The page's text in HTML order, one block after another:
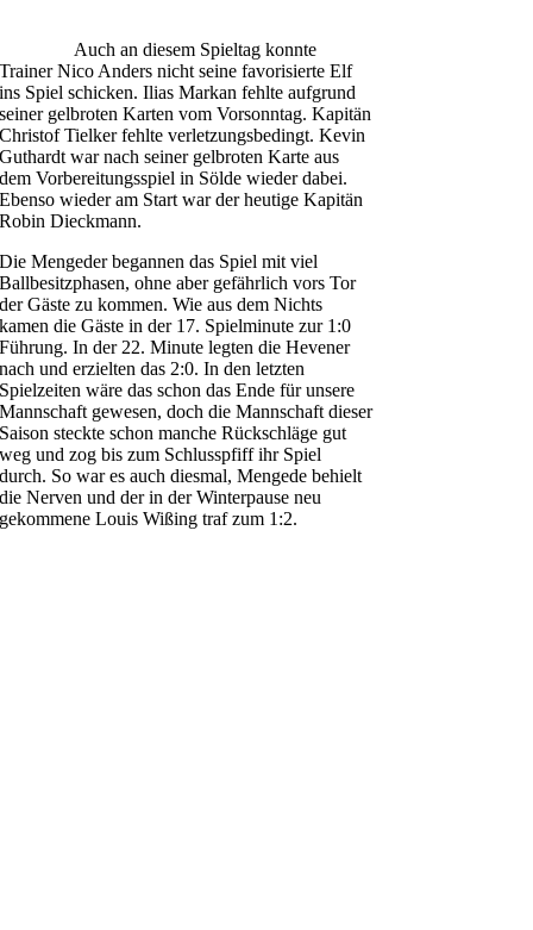
Auch an diesem Spieltag konnte
Trainer Nico Anders nicht seine favorisierte Elf
ins Spiel schicken. Ilias Markan fehlte aufgrund
seiner gelbroten Karten vom Vorsonntag. Kapitän
Christof Tielker fehlte verletzungsbedingt. Kevin
Guthardt war nach seiner gelbroten Karte aus
dem Vorbereitungsspiel in Sölde wieder dabei.
Ebenso wieder am Start war der heutige Kapitän
Robin Dieckmann.
Die Mengeder begannen das Spiel mit viel
Ballbesitzphasen, ohne aber gefährlich vors Tor
der Gäste zu kommen. Wie aus dem Nichts
kamen die Gäste in der 17. Spielminute zur 1:0
Führung. In der 22. Minute legten die Hevener
nach und erzielten das 2:0. In den letzten
Spielzeiten wäre das schon das Ende für unsere
Mannschaft gewesen, doch die Mannschaft dieser
Saison steckte schon manche Rückschläge gut
weg und zog bis zum Schlusspfiff ihr Spiel
durch. So war es auch diesmal, Mengede behielt
die Nerven und der in der Winterpause neu
gekommene Louis Wißing traf zum 1:2.